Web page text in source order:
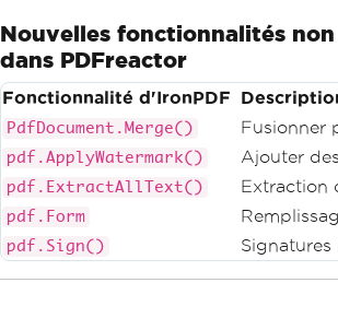
Nouvelles fonctionnalités
dans PDFreactor
Fonctionnalité d'IronPDF
PdfDocument.Merge() Fusionner
pdf.ApplyWatermark() Ajouter
pdf.ExtractAllText() Extraction
pdf.Form
pdf.Sign() Signatures